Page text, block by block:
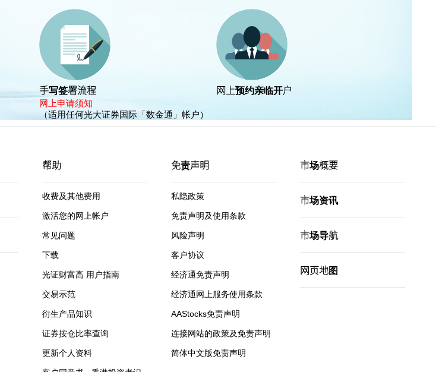
手写签署流程
网上申请须知
（适用任何光大证券国际「数金通」帐户）
网上预约亲临开户
帮助
收费及其他费用
激活您的网上帐户
常见问题
下载
光证财富高 用户指南
交易示范
衍生产品知识
证券按仓比率查询
更新个人资料
免责声明
私隐政策
免责声明及使用条款
风险声明
客户协议
经济通免责声明
经济通网上服务使用条款
AAStocks免责声明
连接网站的政策及免责声明
简体中文版免责声明
市场概要
市场资讯
市场导航
网页地图